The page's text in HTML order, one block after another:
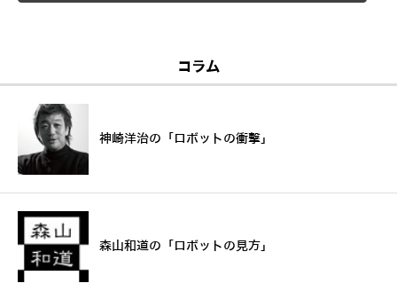
コラム
神崎洋治の「ロボットの衝撃」
森山和道の「ロボットの見方」